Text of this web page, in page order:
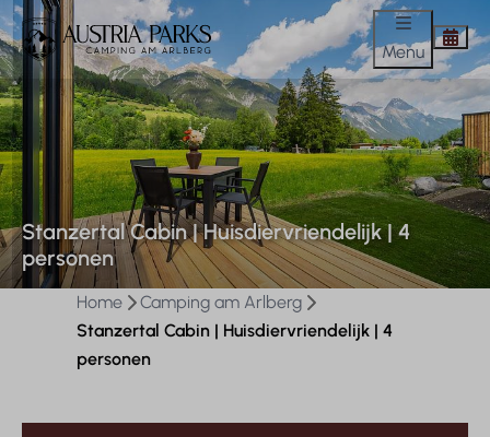
Menu
Stanzertal Cabin | Huisdiervriendelijk | 4
personen
Home
Camping am Arlberg
Stanzertal Cabin | Huisdiervriendelijk | 4
personen